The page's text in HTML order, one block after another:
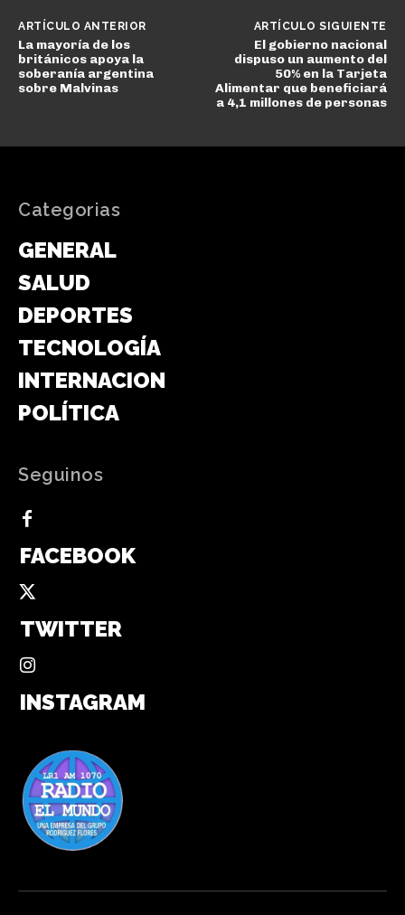
ARTÍCULO ANTERIOR
La mayoría de los
británicos apoya la
soberanía argentina
sobre Malvinas
ARTÍCULO SIGUIENTE
El gobierno nacional
dispuso un aumento del
50% en la Tarjeta
Alimentar que beneficiará
a 4,1 millones de personas
Categorias
GENERAL
SALUD
DEPORTES
TECNOLOGÍA
INTERNACIONAL
POLÍTICA
Seguinos
FACEBOOK
TWITTER
INSTAGRAM